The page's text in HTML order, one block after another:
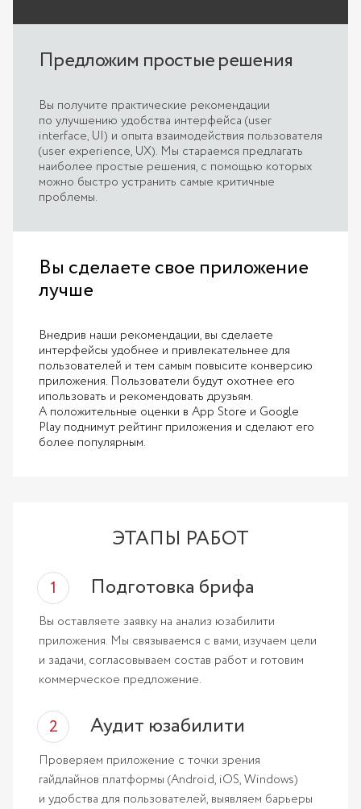
Предложим простые решения
Вы получите практические рекомендации
по улучшению удобства интерфейса (user
interface, UI) и опыта взаимодействия пользователя
(user experience, UX). Мы стараемся предлагать
наиболее простые решения, с помощью которых
можно быстро устранить самые критичные
проблемы.
Вы сделаете свое приложение
лучше
Внедрив наши рекомендации, вы сделаете
интерфейсы удобнее и привлекательнее для
пользователей и тем самым повысите конверсию
приложения. Пользователи будут охотнее его
ипользовать и рекомендовать друзьям.
А положительные оценки в App Store и Google
Play поднимут рейтинг приложения и сделают его
более популярным.
ЭТАПЫ РАБОТ
Подготовка брифа
Вы оставляете заявку на анализ юзабилити
приложения. Мы связываемся с вами, изучаем цели
и задачи, согласовываем состав работ и готовим
коммерческое предложение.
Аудит юзабилити
Проверяем приложение с точки зрения
гайдлайнов платформы (Android, iOS, Windows)
и удобства для пользователей, выявляем барьеры